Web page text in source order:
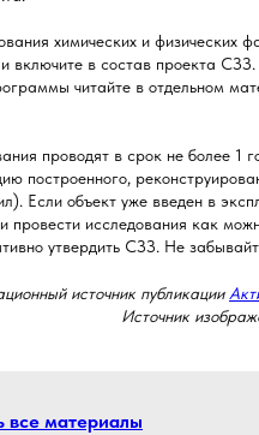
химических и физических
включите в состав проекта
читайте в отдельном
проводят в срок не более 1
построенного,
Если объект уже введен в
провести исследования как
утвердить СЗЗ. Не
источник публикации
Источник
все материалы